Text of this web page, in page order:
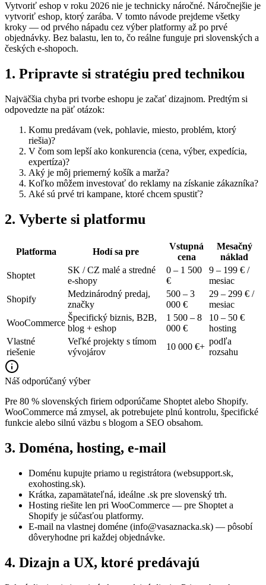
Vytvoriť eshop v roku 2026 nie je technicky náročné. Náročnejšie je
vytvoriť eshop, ktorý zarába. V tomto návode prejdeme všetky
kroky — od prvého nápadu cez výber platformy až po prvé
objednávky. Bez balastu, len to, čo reálne funguje pri slovenských a
českých e-shopoch.
1. Pripravte si stratégiu pred technikou
Najväčšia chyba pri tvorbe eshopu je začať dizajnom. Predtým si
odpovedzte na päť otázok:
Komu predávam (vek, pohlavie, miesto, problém, ktorý
riešia)?
V čom som lepší ako konkurencia (cena, výber, expedícia,
expertíza)?
Aký je môj priemerný košík a marža?
Koľko môžem investovať do reklamy na získanie zákazníka?
Aké sú prvé tri kampane, ktoré chcem spustiť?
2. Vyberte si platformu
Platforma Hodí sa pre
Vstupná
cena
Mesačný
náklad
Shoptet
SK / CZ malé a stredné
e-shopy
0 – 1 500
€
9 – 199 € /
mesiac
Shopify
Medzinárodný predaj,
značky
500 – 3
000 €
29 – 299 € /
mesiac
WooCommerce
Špecifický biznis, B2B,
blog + eshop
1 500 – 8
000 €
10 – 50 €
hosting
Vlastné
riešenie
Veľké projekty s tímom
vývojárov
10 000 €+
podľa
rozsahu
Náš odporúčaný výber
Pre 80 % slovenských firiem odporúčame Shoptet alebo Shopify.
WooCommerce má zmysel, ak potrebujete plnú kontrolu, špecifické
funkcie alebo silnú väzbu s blogom a SEO obsahom.
3. Doména, hosting, e-mail
Doménu kupujte priamo u registrátora (websupport.sk,
exohosting.sk).
Krátka, zapamätateľná, ideálne .sk pre slovenský trh.
Hosting riešite len pri WooCommerce — pre Shoptet a
Shopify je súčasťou platformy.
E-mail na vlastnej doméne (info@vasaznacka.sk) — pôsobí
dôveryhodne pri každej objednávke.
4. Dizajn a UX, ktoré predávajú